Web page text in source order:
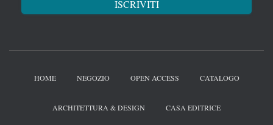
HOME NEGOZIO OPEN ACCESS CATALOGO
ARCHITETTURA & DESIGN CASA EDITRICE